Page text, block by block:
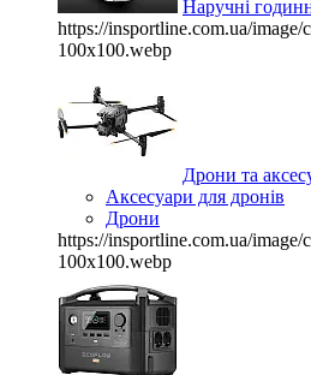
Наручні
https://insportline.com.ua/
100x100.webp
Дрони та
Аксесуари для дронів
Дрони
https://insportline.com.ua/
100x100.webp